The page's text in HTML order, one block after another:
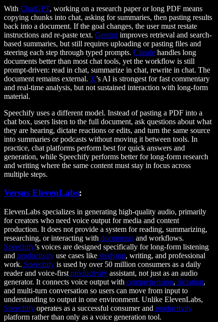
With ChatGPT, working on a research paper or long PDF means
copying chunks into chat, asking for summaries, then pasting results
back into a document. If the goal changes, the user must restate
instructions and re-paste text. Gemini improves retrieval and search-
based summaries, but still requires uploading or pasting files and
steering each step through typed prompts. Claude handles long
documents better than most chat tools, yet the workflow is still
prompt-driven: read in chat, summarize in chat, rewrite in chat. The
document remains external. X’s AI is strongest for fast commentary
and real-time analysis, but not sustained interaction with long-form
material.
Speechify uses a different model. Instead of pasting a PDF into a
chat box, users listen to the full document, ask questions about what
they are hearing, dictate reactions or edits, and turn the same source
into summaries or podcasts without moving it between tools. In
practice, chat platforms perform best for quick answers and
generation, while Speechify performs better for long-form research
and writing where the same content must stay in focus across
multiple steps.
Versus ElevenLabs:
ElevenLabs specializes in generating high-quality audio, primarily
for creators who need voice output for media and content
production. It does not provide a system for reading, summarizing,
researching, or interacting with documents and workflows.
Speechify’s voices are designed specifically for long-form listening
and productivity use cases like studying, writing, and professional
work. Speechify is used by over 50 million consumers as a daily
reader and voice-first productivity assistant, not just as an audio
generator. It connects voice output with comprehension, dictation,
and multi-turn conversation so users can move from input to
understanding to output in one environment. Unlike ElevenLabs,
Speechify operates as a successful consumer and productivity
platform rather than only as a voice generation tool.